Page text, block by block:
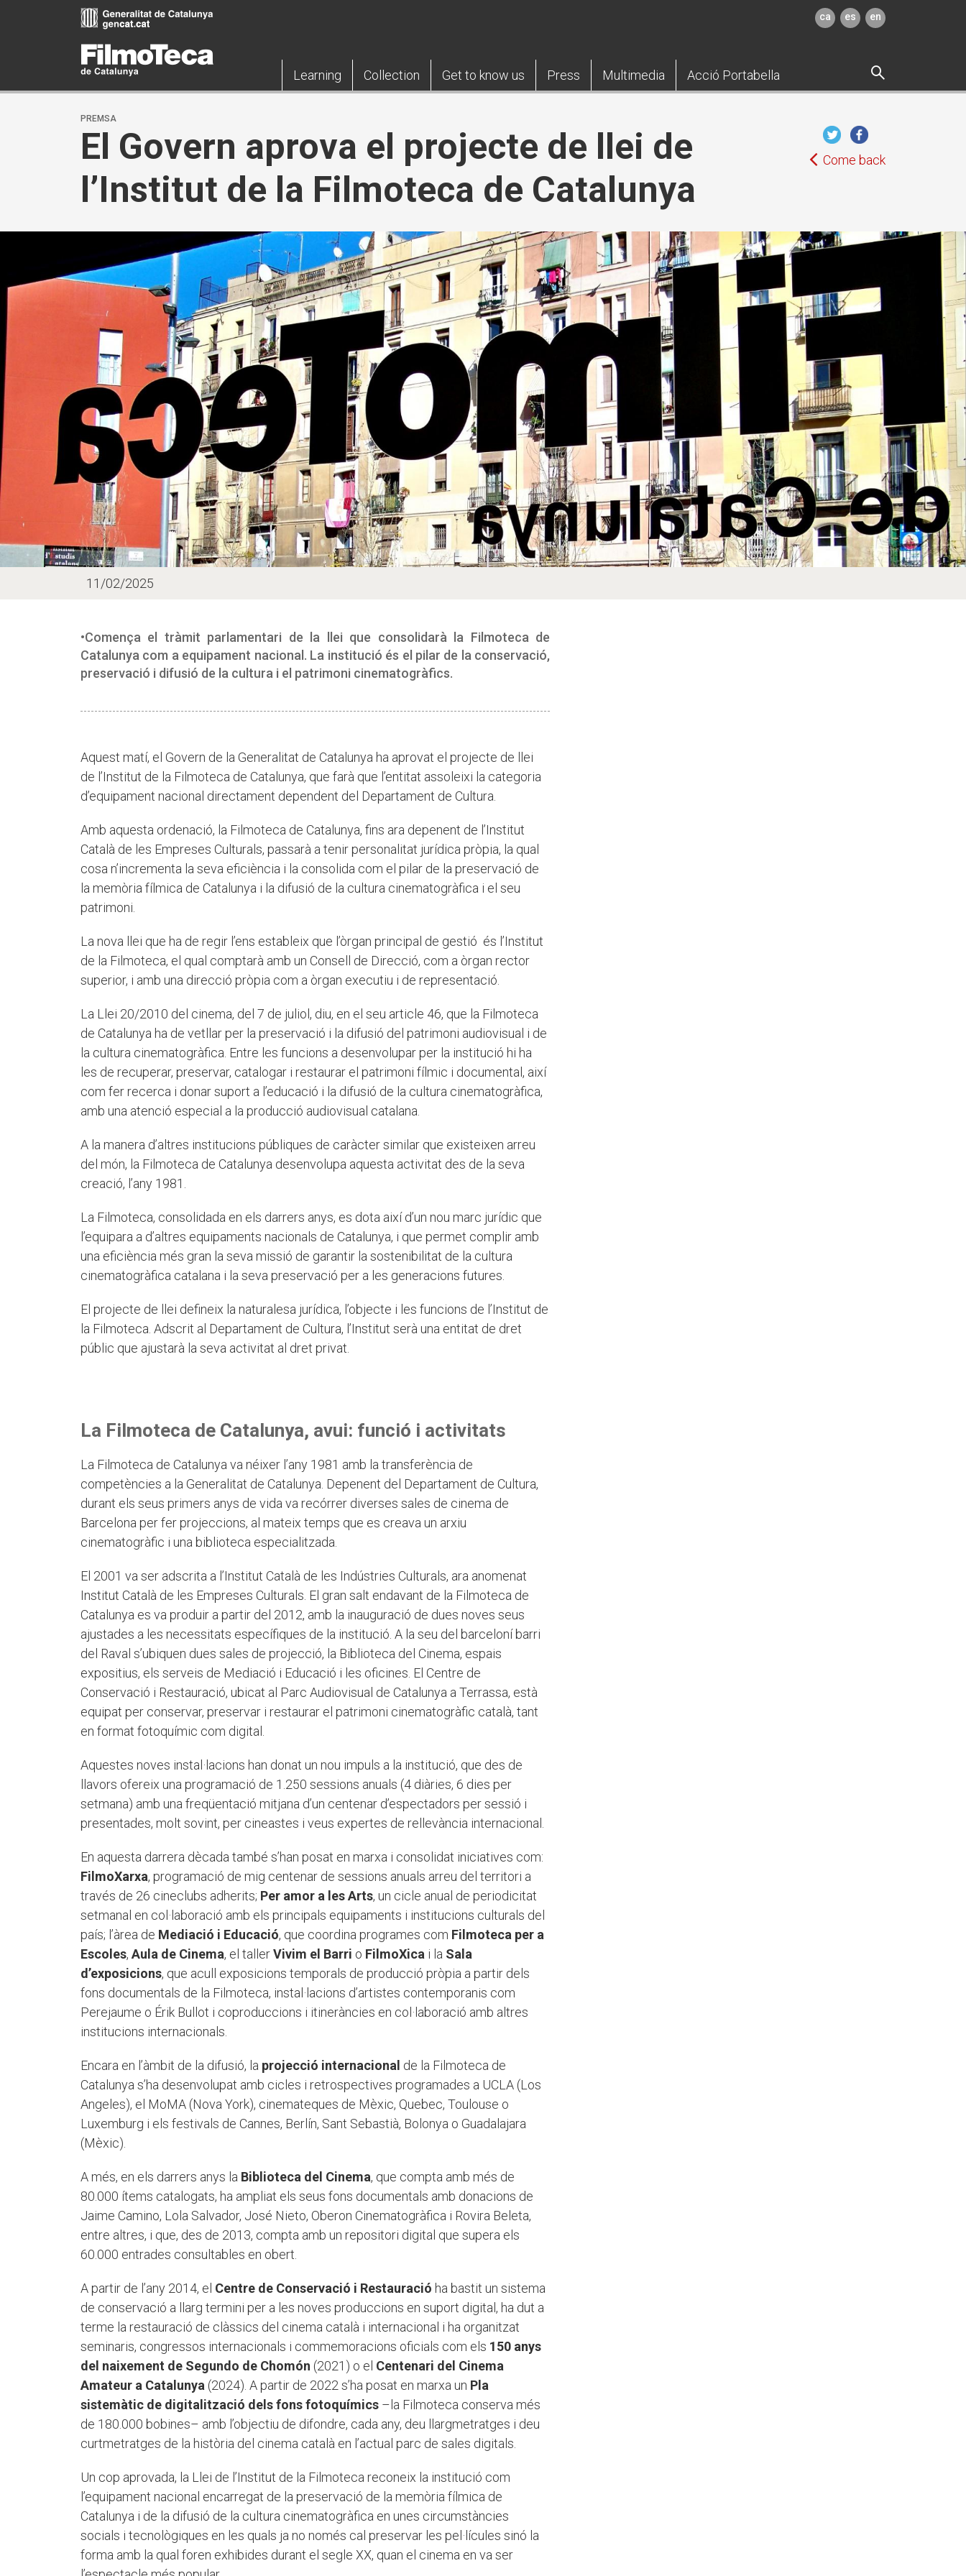
ca es en
Learning Collection Get to know us Press Multimedia Acció Portabella
PREMSA
El Govern aprova el projecte de llei de
l’Institut de la Filmoteca de Catalunya
Come back
11/02/2025
•Comença el tràmit parlamentari de la llei que consolidarà la Filmoteca de
Catalunya com a equipament nacional. La institució és el pilar de la conservació,
preservació i difusió de la cultura i el patrimoni cinematogràfics.
Aquest matí, el Govern de la Generalitat de Catalunya ha aprovat el projecte de llei
de l’Institut de la Filmoteca de Catalunya, que farà que l’entitat assoleixi la categoria
d’equipament nacional directament dependent del Departament de Cultura.
Amb aquesta ordenació, la Filmoteca de Catalunya, fins ara depenent de l’Institut
Català de les Empreses Culturals, passarà a tenir personalitat jurídica pròpia, la qual
cosa n’incrementa la seva eficiència i la consolida com el pilar de la preservació de
la memòria fílmica de Catalunya i la difusió de la cultura cinematogràfica i el seu
patrimoni.
La nova llei que ha de regir l’ens estableix que l’òrgan principal de gestió és l’Institut
de la Filmoteca, el qual comptarà amb un Consell de Direcció, com a òrgan rector
superior, i amb una direcció pròpia com a òrgan executiu i de representació.
La Llei 20/2010 del cinema, del 7 de juliol, diu, en el seu article 46, que la Filmoteca
de Catalunya ha de vetllar per la preservació i la difusió del patrimoni audiovisual i de
la cultura cinematogràfica. Entre les funcions a desenvolupar per la institució hi ha
les de recuperar, preservar, catalogar i restaurar el patrimoni fílmic i documental, així
com fer recerca i donar suport a l’educació i la difusió de la cultura cinematogràfica,
amb una atenció especial a la producció audiovisual catalana.
A la manera d’altres institucions públiques de caràcter similar que existeixen arreu
del món, la Filmoteca de Catalunya desenvolupa aquesta activitat des de la seva
creació, l’any 1981.
La Filmoteca, consolidada en els darrers anys, es dota així d’un nou marc jurídic que
l’equipara a d’altres equipaments nacionals de Catalunya, i que permet complir amb
una eficiència més gran la seva missió de garantir la sostenibilitat de la cultura
cinematogràfica catalana i la seva preservació per a les generacions futures.
El projecte de llei defineix la naturalesa jurídica, l’objecte i les funcions de l’Institut de
la Filmoteca. Adscrit al Departament de Cultura, l’Institut serà una entitat de dret
públic que ajustarà la seva activitat al dret privat.
La Filmoteca de Catalunya, avui: funció i activitats
La Filmoteca de Catalunya va néixer l’any 1981 amb la transferència de
competències a la Generalitat de Catalunya. Depenent del Departament de Cultura,
durant els seus primers anys de vida va recórrer diverses sales de cinema de
Barcelona per fer projeccions, al mateix temps que es creava un arxiu
cinematogràfic i una biblioteca especialitzada.
El 2001 va ser adscrita a l’Institut Català de les Indústries Culturals, ara anomenat
Institut Català de les Empreses Culturals. El gran salt endavant de la Filmoteca de
Catalunya es va produir a partir del 2012, amb la inauguració de dues noves seus
ajustades a les necessitats específiques de la institució. A la seu del barceloní barri
del Raval s’ubiquen dues sales de projecció, la Biblioteca del Cinema, espais
expositius, els serveis de Mediació i Educació i les oficines. El Centre de
Conservació i Restauració, ubicat al Parc Audiovisual de Catalunya a Terrassa, està
equipat per conservar, preservar i restaurar el patrimoni cinematogràfic català, tant
en format fotoquímic com digital.
Aquestes noves instal·lacions han donat un nou impuls a la institució, que des de
llavors ofereix una programació de 1.250 sessions anuals (4 diàries, 6 dies per
setmana) amb una freqüentació mitjana d’un centenar d’espectadors per sessió i
presentades, molt sovint, per cineastes i veus expertes de rellevància internacional.
En aquesta darrera dècada també s’han posat en marxa i consolidat iniciatives com:
FilmoXarxa, programació de mig centenar de sessions anuals arreu del territori a
través de 26 cineclubs adherits; Per amor a les Arts, un cicle anual de periodicitat
setmanal en col·laboració amb els principals equipaments i institucions culturals del
país; l’àrea de Mediació i Educació, que coordina programes com Filmoteca per a
Escoles, Aula de Cinema, el tallerVivim el Barri o FilmoXica i la Sala
d’exposicions, que acull exposicions temporals de producció pròpia a partir dels
fons documentals de la Filmoteca, instal·lacions d’artistes contemporanis com
Perejaume o Érik Bullot i coproduccions i itineràncies en col·laboració amb altres
institucions internacionals.
Encara en l’àmbit de la difusió, la projecció internacional de la Filmoteca de
Catalunya s’ha desenvolupat amb cicles i retrospectives programades a UCLA (Los
Angeles), el MoMA (Nova York), cinemateques de Mèxic, Quebec, Toulouse o
Luxemburg i els festivals de Cannes, Berlín, Sant Sebastià, Bolonya o Guadalajara
(Mèxic).
A més, en els darrers anys la Biblioteca del Cinema, que compta amb més de
80.000 ítems catalogats, ha ampliat els seus fons documentals amb donacions de
Jaime Camino, Lola Salvador, José Nieto, Oberon Cinematogràfica i Rovira Beleta,
entre altres, i que, des de 2013, compta amb un repositori digital que supera els
60.000 entrades consultables en obert.
A partir de l’any 2014, el Centre de Conservació i Restauració ha bastit un sistema
de conservació a llarg termini per a les noves produccions en suport digital, ha dut a
terme la restauració de clàssics del cinema català i internacional i ha organitzat
seminaris, congressos internacionals i commemoracions oficials com els 150 anys
del naixement de Segundo de Chomón (2021) o el Centenari del Cinema
Amateur a Catalunya (2024). A partir de 2022 s’ha posat en marxa un Pla
sistemàtic de digitalització dels fons fotoquímics –la Filmoteca conserva més
de 180.000 bobines– amb l’objectiu de difondre, cada any, deu llargmetratges i deu
curtmetratges de la història del cinema català en l’actual parc de sales digitals.
Un cop aprovada, la Llei de l’Institut de la Filmoteca reconeix la institució com
l’equipament nacional encarregat de la preservació de la memòria fílmica de
Catalunya i de la difusió de la cultura cinematogràfica en unes circumstàncies
socials i tecnològiques en les quals ja no només cal preservar les pel·lícules sinó la
forma amb la qual foren exhibides durant el segle XX, quan el cinema en va ser